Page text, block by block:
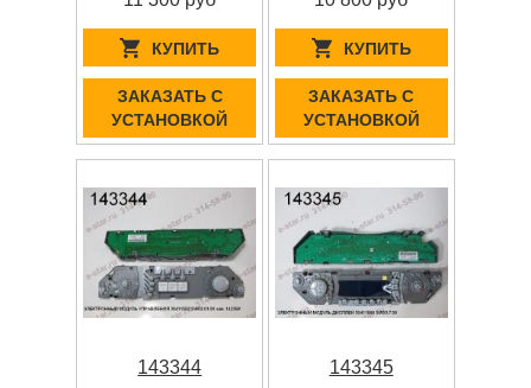
КУПИТЬ
ЗАКАЗАТЬ С
УСТАНОВКОЙ
КУПИТЬ
ЗАКАЗАТЬ С
УСТАНОВКОЙ
143344 143345